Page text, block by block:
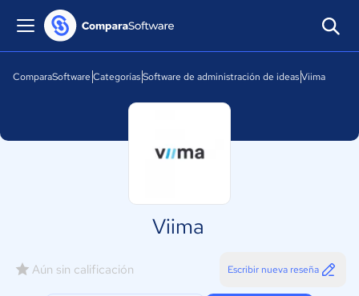
ComparaSoftware CategoríasSoftware de administración de ideasViima
Viima
Aún sin calificación Escribir nueva reseña